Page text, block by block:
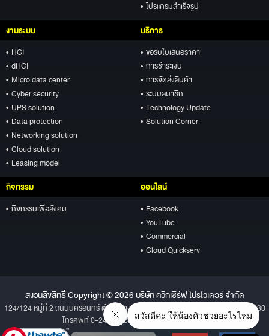
• โปรแกรมสำเร็จรูป
งานระบบ
• HCI
• dHCI
• Micro data center
• Cyber security
• UPS solution
• Data protection
• Networking solution
• Cloud solution
• Leasing model
บริการ
• ขอรับใบเสนอราคา
• การชำระเงิน
• การจัดส่งสินค้า
• ระบบสมาชิก
• Technology Update
• Solution Corner
กิจกรรม
• กิจกรรมเพื่อสังคม
ออนไลน์
• Facebook
• YouTube
• Commercial
• Cloud Quickserv
สงวนลิขสิทธิ์ Copyright © 2026 บริษัท ควิกเซิร์ฟ โปรไวเดอร์ จำกัด
124/124 หมู่ที่ 2 ถนนนครอินทร์ ตำบลบางสีทอง อำเภอบางกรวย จังหวัดนนทบุรี 11130
โทรศัพท์ 0-2496-1234 โทรสาร 0-2496-1001